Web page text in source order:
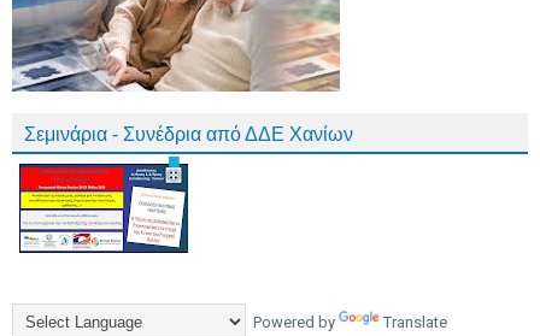
Σεμινάρια - Συνέδρια από ΔΔΕ Χανίων
Powered by Translate